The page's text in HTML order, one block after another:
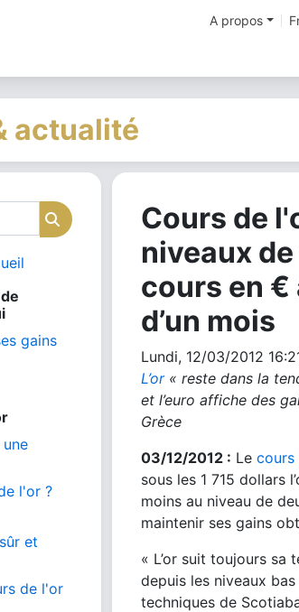
A propos
actualité
Rechercher
gains
l'or ?
et
de l'or
Cours de
niveaux
cours en €
d’un mois
Lundi, 12/03/2012
L’or« reste dans la
et l’euro affiche des
Grèce
03/12/2012 : Le cours
sous les 1 715 dollars
moins au niveau de
maintenir ses gains
« L’or suit toujours sa
depuis les niveaux
techniques de